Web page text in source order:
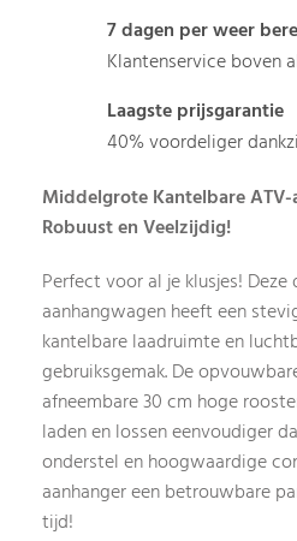
7 dagen per weer
Klantenservice boven
Laagste prijsgarantie
40% voordeliger
Middelgrote Kantelbare
Robuust en Veelzijdig!
Perfect voor al je klusjes! Deze
aanhangwagen heeft een
kantelbare laadruimte en
gebruiksgemak. De
afneembare 30 cm hoge
laden en lossen eenvoudiger
onderstel en hoogwaardige
aanhanger een betrouwbare
tijd!